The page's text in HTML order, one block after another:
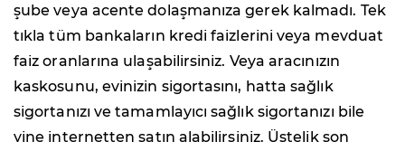
şube veya acente dolaşmanıza gerek kalmadı. Tek
tıkla tüm bankaların kredi faizlerini veya mevduat
faiz oranlarına ulaşabilirsiniz. Veya aracınızın
kaskosunu, evinizin sigortasını, hatta sağlık
sigortanızı ve tamamlayıcı sağlık sigortanızı bile
yine internetten satın alabilirsiniz. Üstelik son